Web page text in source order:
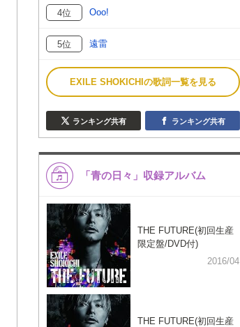
4位 Ooo!
5位 遠雷
EXILE SHOKICHIの歌詞一覧を見る
ランキング共有 ランキング共有
「青の日々」収録アルバム
THE FUTURE(初回生産
限定盤/DVD付)
2016/04
THE FUTURE(初回生産